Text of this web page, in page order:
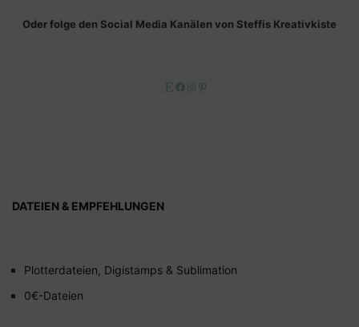
Oder folge den Social Media Kanälen von Steffis Kreativkiste
EtsyFacebook
Instagram
DATEIEN & EMPFEHLUNGEN
Plotterdateien, Digistamps & Sublimation
0€-Dateien